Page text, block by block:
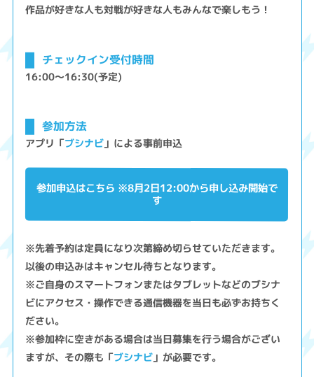
作品が好きな人も対戦が好きな人もみんなで楽しもう！
チェックイン受付時間
16:00～16:30(予定)
参加方法
アプリ「ブシナビ」による事前申込
参加申込はこちら ※8月2日12:00から申し込み開始で
す
※先着予約は定員になり次第締め切らせていただきます。
以後の申込みはキャンセル待ちとなります。
※ご自身のスマートフォンまたはタブレットなどのブシナ
ビにアクセス・操作できる通信機器を当日も必ずお持ちく
ださい。
※参加枠に空きがある場合は当日募集を行う場合がござい
ますが、その際も「ブシナビ 」が必要です。